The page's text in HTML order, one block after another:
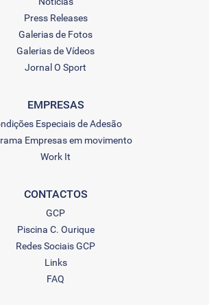
Press Releases
Galerias de Fotos
Galerias de Vídeos
Jornal O Sport
EMPRESAS
Especiais de Adesão
Empresas em movimento
Work It
CONTACTOS
GCP
Piscina C. Ourique
Redes Sociais GCP
Links
FAQ